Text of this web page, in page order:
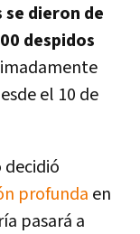
dieron de
despidos
el 10 de
decidió
profunda en
pasará a